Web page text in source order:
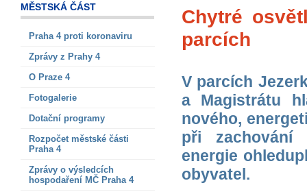
MĚSTSKÁ ČÁST
Praha 4 proti koronaviru
Zprávy z Prahy 4
O Praze 4
Fotogalerie
Dotační programy
Rozpočet městské části
Praha 4
Zprávy o výsledcích
hospodaření MČ Praha 4
Chytré
parcích
V parcích
a Magistrátu
nového,
při zachování
energie
obyvatel.